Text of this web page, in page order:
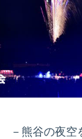
－熊谷の夜空